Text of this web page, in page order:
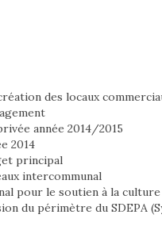
des locaux
année 2014/2015
2014
principal
intercommunal
pour le soutien à la culture
du périmètre du SDEPA